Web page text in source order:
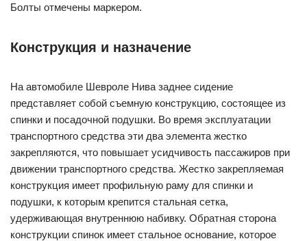
Болты отмечены маркером.
Конструкция и назначение
На автомобиле Шевроле Нива заднее сидение
представляет собой съемную конструкцию, состоящее из
спинки и посадочной подушки. Во время эксплуатации
транспортного средства эти два элемента жестко
закрепляются, что повышает усидчивость пассажиров при
движении транспортного средства. Жестко закрепляемая
конструкция имеет профильную раму для спинки и
подушки, к которым крепится стальная сетка,
удерживающая внутреннюю набивку. Обратная сторона
конструкции спинок имеет стальное основание, которое